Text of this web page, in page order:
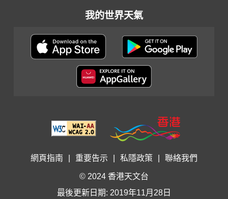
我的世界天氣
網頁指南 重要告示 私隱政策 聯絡我們
© 2024 香港天文台
最後更新日期: 2019年11月28日